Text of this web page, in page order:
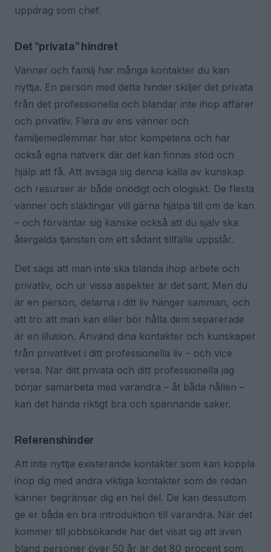
uppdrag som chef.
Det ”privata” hindret
Vänner och familj har många kontakter du kan
nyttja. En person med detta hinder skiljer det privata
från det professionella och blandar inte ihop affärer
och privatliv. Flera av ens vänner och
familjemedlemmar har stor kompetens och har
också egna nätverk där det kan finnas stöd och
hjälp att få. Att avsäga sig denna källa av kunskap
och resurser är både onödigt och ologiskt. De flesta
vänner och släktingar vill gärna hjälpa till om de kan
– och förväntar sig kanske också att du själv ska
återgälda tjänsten om ett sådant tillfälle uppstår.
Det sägs att man inte ska blanda ihop arbete och
privatliv, och ur vissa aspekter är det sant. Men du
är en person, delarna i ditt liv hänger samman, och
att tro att man kan eller bör hålla dem separerade
är en illusion. Använd dina kontakter och kunskaper
från privatlivet i ditt professionella liv – och vice
versa. När ditt privata och ditt professionella jag
börjar samarbeta med varandra – åt båda hållen –
kan det hända riktigt bra och spännande saker.
Referenshinder
Att inte nyttja existerande kontakter som kan koppla
ihop dig med andra viktiga kontakter som de redan
känner begränsar dig en hel del. De kan dessutom
ge er båda en bra introduktion till varandra. När det
kommer till jobbsökande har det visat sig att även
bland personer över 50 år är det 80 procent som